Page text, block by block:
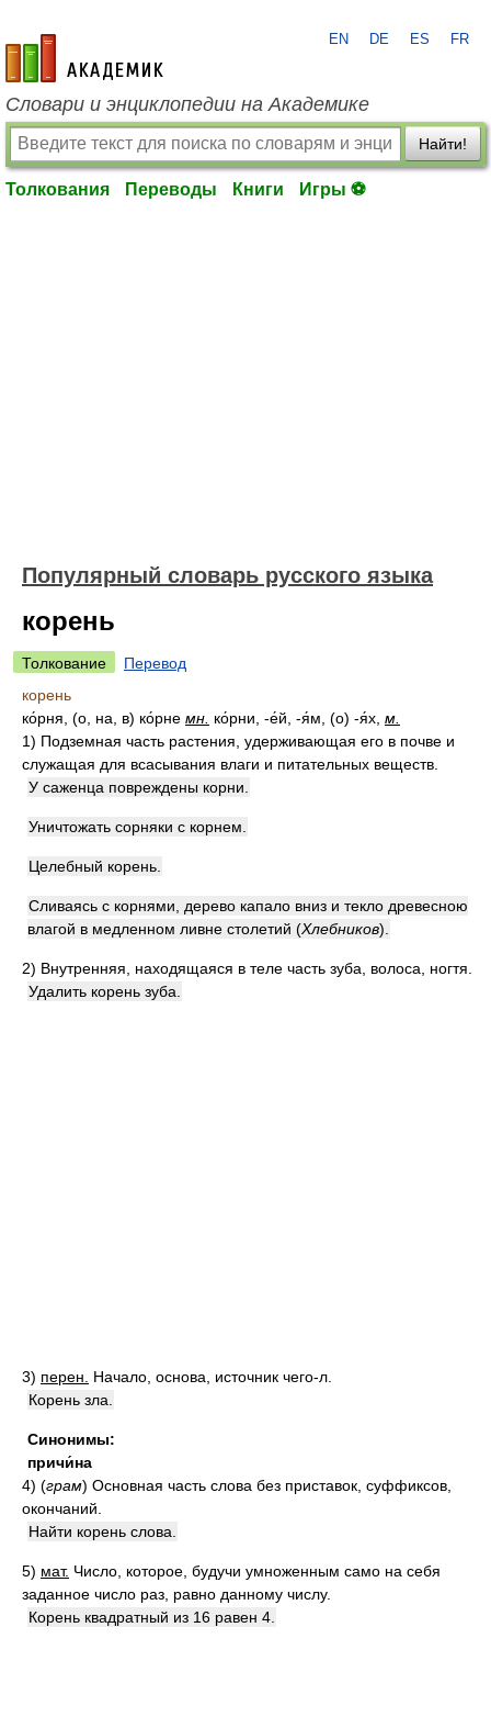
academic.ru
EN DE ES FR
Словари и энциклопедии на Академике
Найти!
Толкования Переводы Книги Игры ⚽
Популярный словарь русского языка
корень
Толкование
Перевод
корень
ко́рня, (о, на, в) ко́рне мн. ко́рни, -е́й, -я́м, (о) -я́х, м.
1) Подземная часть растения, удерживающая его в почве и
служащая для всасывания влаги и питательных веществ.
У саженца повреждены корни.
Уничтожать сорняки с корнем.
Целебный корень.
Сливаясь с корнями, дерево капало вниз и текло древесною
влагой в медленном ливне столетий (Хлебников)
2) Внутренняя, находящаяся в теле часть зуба, волоса, ногтя.
Удалить корень зуба.
3) перен.
Начало, основа, источник чего-л.
Корень зла.
Синонимы:
причи́на
4) (грам) Основная часть слова без приставок, суффиксов,
окончаний.
Найти корень слова.
5) мат. Число, которое, будучи умноженным само на себя
заданное число раз, равно данному числу.
Корень квадратный из 16 равен 4.